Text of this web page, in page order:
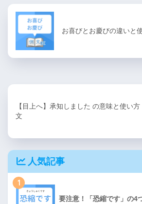
お喜びとお慶びの違いと
【目上へ】承知しました の意味と使い方
文
人気記事
1
要注意！「恐縮です」の4